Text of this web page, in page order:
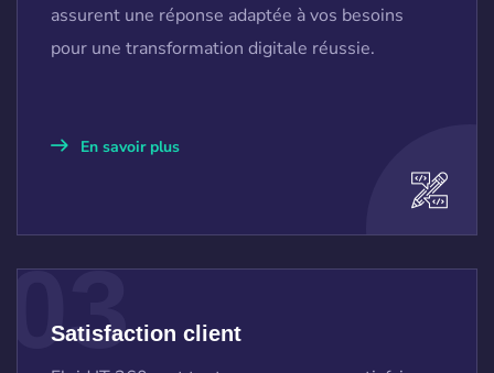
assurent une réponse adaptée à vos besoins
pour une transformation digitale réussie.
En savoir plus
03
Satisfaction client